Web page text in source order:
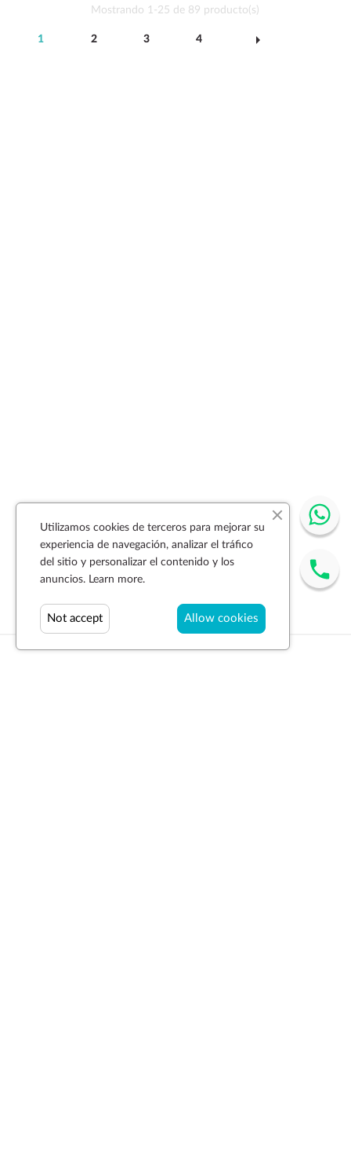
Mostrando 1-25 de 89 producto(s)
1 2 3 4 arrow_right
Utilizamos cookies de terceros para mejorar su
experiencia de navegación, analizar el tráfico
del sitio y personalizar el contenido y los
anuncios. Learn more.
Allow cookies
Not accept